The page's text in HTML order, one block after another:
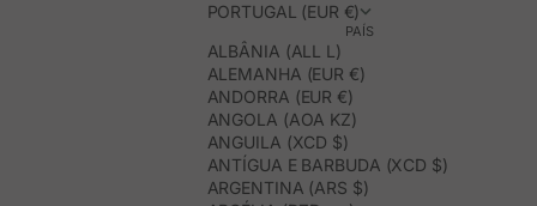
PORTUGAL (EUR €)
PAÍS
ALBÂNIA (ALL L)
ALEMANHA (EUR €)
ANDORRA (EUR €)
ANGOLA (AOA KZ)
ANGUILA (XCD $)
ANTÍGUA E BARBUDA (XCD $)
ARGENTINA (ARS $)